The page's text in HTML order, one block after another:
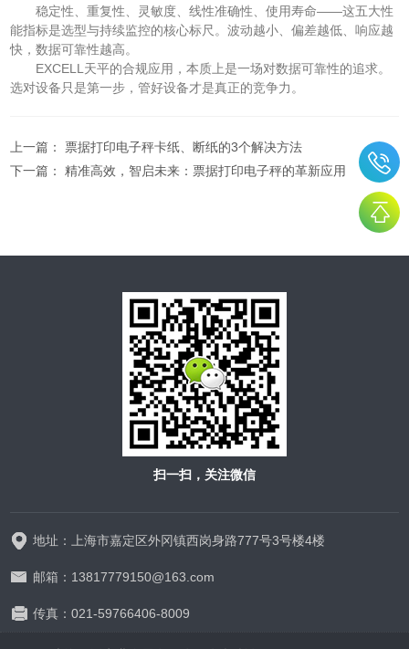
稳定性、重复性、灵敏度、线性准确性、使用寿命——这五大性
能指标是选型与持续监控的核心标尺。波动越小、偏差越低、响应越
快，数据可靠性越高。
EXCELL天平的合规应用，本质上是一场对数据可靠性的追求。
选对设备只是第一步，管好设备才是真正的竞争力。
上一篇： 票据打印电子秤卡纸、断纸的3个解决方法
下一篇：精准高效，智启未来：票据打印电子秤的革新应用
扫一扫，关注微信
地址：上海市嘉定区外冈镇西岗身路777号3号楼4楼
邮箱：13817779150@163.com
传真：021-59766406-8009